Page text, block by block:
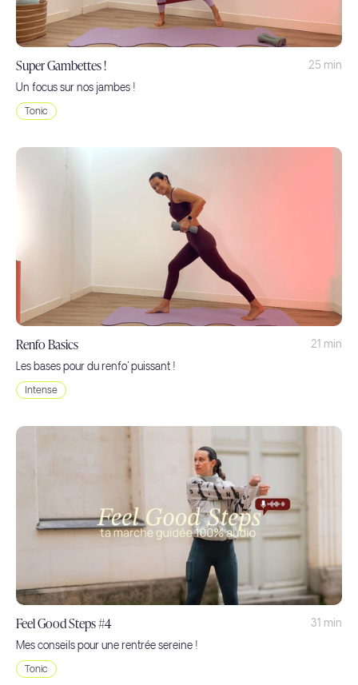
Super Gambettes !
25 min
Un focus sur nos jambes !
Tonic
Renfo Basics
21 min
Les bases pour du renfo' puissant !
Intense
Feel Good Steps #4
31 min
Mes conseils pour une rentrée sereine !
Tonic